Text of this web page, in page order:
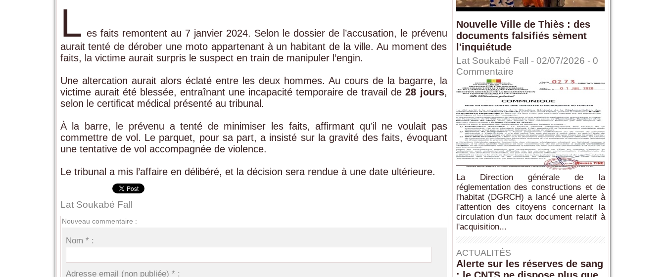
L es faits remontent au 7 janvier 2024. Selon le dossier de l’accusation, le prévenu
aurait tenté de dérober une moto appartenant à un habitant de la ville. Au moment des
faits, la victime aurait surpris le suspect en train de manipuler l’engin.
Une altercation aurait alors éclaté entre les deux hommes. Au cours de la bagarre, la
victime aurait été blessée, entraînant une incapacité temporaire de travail de28 jours,
selon le certificat médical présenté au tribunal.
À la barre, le prévenu a tenté de minimiser les faits, affirmant qu’il ne voulait pas
commettre de vol. Le parquet, pour sa part, a insisté sur la gravité des faits, évoquant
une tentative de vol accompagnée de violence.
Le tribunal a mis l’affaire en délibéré, et la décision sera rendue à une date ultérieure.
Lat Soukabé Fall
Nouveau commentaire :
Nom * :
Adresse email (non publiée) * :
Nouvelle Ville de Thiès : des
documents falsifiés sèment
l'inquiétude
Lat Soukabé Fall - 02/07/2026 - 0
Commentaire
La Direction générale de la
réglementation des constructions et de
l'habitat (DGRCH) a lancé une alerte à
l'attention des citoyens concernant la
circulation d'un faux document relatif à
l'acquisition...
ACTUALITÉS
Alerte sur les réserves de sang